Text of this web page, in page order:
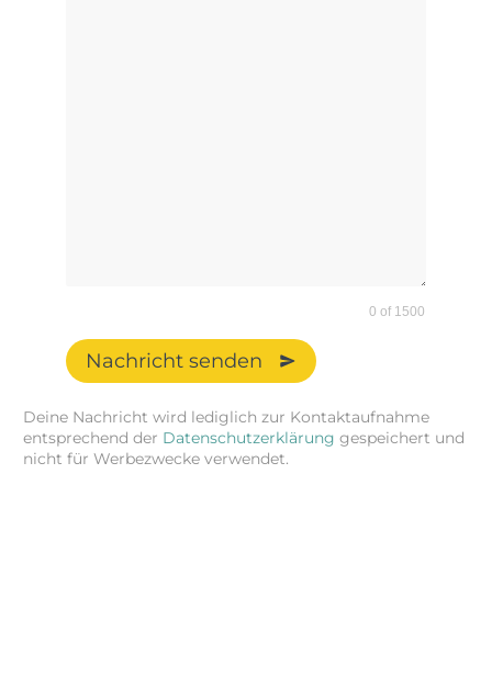
0 of 1500
Nachricht senden
Deine Nachricht wird lediglich zur Kontaktaufnahme
entsprechend der Datenschutzerklärung gespeichert und
nicht für Werbezwecke verwendet.